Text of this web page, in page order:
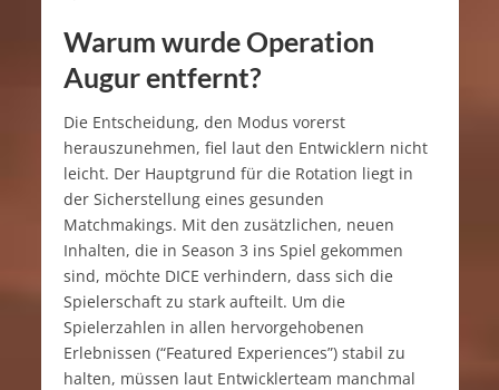
Warum wurde Operation
Augur entfernt?
Die Entscheidung, den Modus vorerst
herauszunehmen, fiel laut den Entwicklern nicht
leicht. Der Hauptgrund für die Rotation liegt in
der Sicherstellung eines gesunden
Matchmakings. Mit den zusätzlichen, neuen
Inhalten, die in Season 3 ins Spiel gekommen
sind, möchte DICE verhindern, dass sich die
Spielerschaft zu stark aufteilt. Um die
Spielerzahlen in allen hervorgehobenen
Erlebnissen (“Featured Experiences”) stabil zu
halten, müssen laut Entwicklerteam manchmal